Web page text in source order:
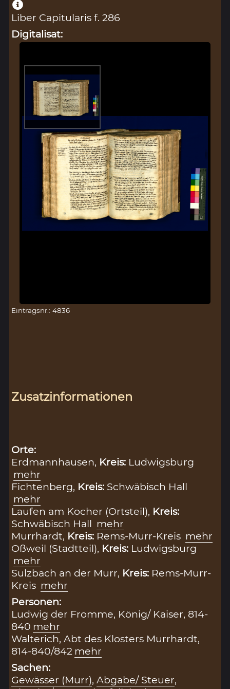
Liber Capitularis f. 286
Digitalisat:
Eintragsnr.: 4836
Zusatzinformationen
Orte:
Erdmannhausen, Kreis: Ludwigsburg
mehr
Fichtenberg, Kreis: Schwäbisch Hall
mehr
Laufen am Kocher (Ortsteil), Kreis:
Schwäbisch Hall mehr
Murrhardt, Kreis: Rems-Murr-Kreis mehr
Oßweil (Stadtteil), Kreis: Ludwigsburg
mehr
Sulzbach an der Murr, Kreis: Rems-Murr-
Kreis mehr
Personen:
Ludwig der Fromme, König/ Kaiser, 814-
840 mehr
Walterich, Abt des Klosters Murrhardt,
814-840/842 mehr
Sachen:
Gewässer (Murr),Abgabe/ Steuer,